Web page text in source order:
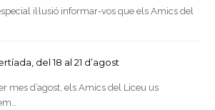
il·lusió informar-vos que els Amics del
del 18 al 21 d’agost
mes d’agost, els Amics del Liceu us